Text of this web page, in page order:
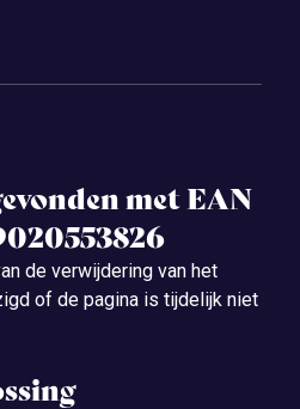
met EAN
de verwijdering van het
of de pagina is tijdelijk niet